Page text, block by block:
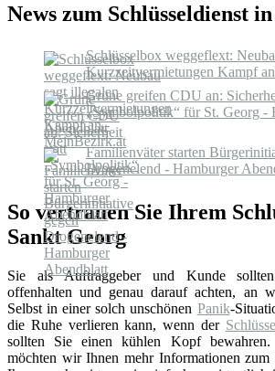
News zum Schlüsseldienst
Schlüsselbox weggeflext:
Kurzzeitvermietungen Kampf
Grüne greifen CDU an:
„Symbolpolitik“ für St. Georg -
Abendblatt
Familienväter starten
Drogenelend - Hamburger
So vertrauen Sie Ihrem
Sankt Georg
Sie als Auftraggeber und Kunde
offenhalten und genau darauf achten, an
Selbst in einer solch unschönen Panik-
die Ruhe verlieren kann, wenn der
sollten Sie einen kühlen Kopf
möchten wir Ihnen mehr Informationen zum